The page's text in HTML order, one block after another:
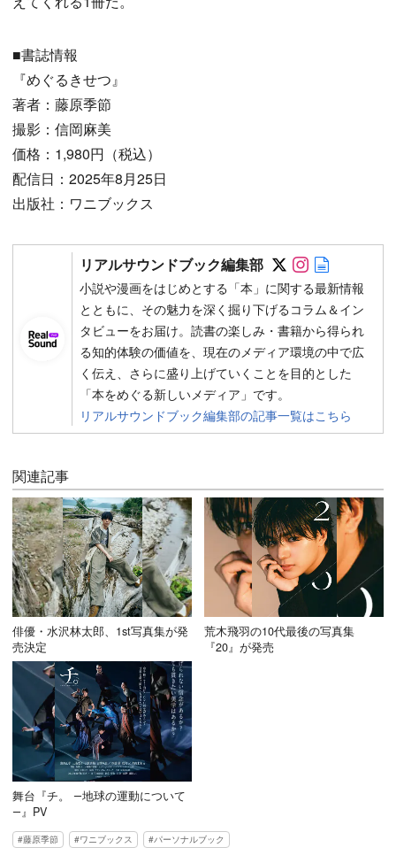
■書誌情報
『めぐるきせつ』
著者：藤原季節
撮影：信岡麻美
価格：1,980円（税込）
配信日：2025年8月25日
出版社：ワニブックス
リアルサウンドブック編集部 Follow on
Follow on
小説や漫画をはじめとする「本」に関する最新情報
とともに、その魅力を深く掘り下げるコラム＆イン
タビューをお届け。読書の楽しみ・書籍から得られ
る知的体験の価値を、現在のメディア環境の中で広
く伝え、さらに盛り上げていくことを目的とした
「本をめぐる新しいメディア」です。
リアルサウンドブック編集部の記事一覧はこちら
関連記事
俳優・水沢林太郎、1st写真集が発
売決定
荒木飛羽の10代最後の写真集
『20』が発売
舞台『チ。 ―地球の運動について
―』PV
藤原季節 ワニブックス パーソナルブック